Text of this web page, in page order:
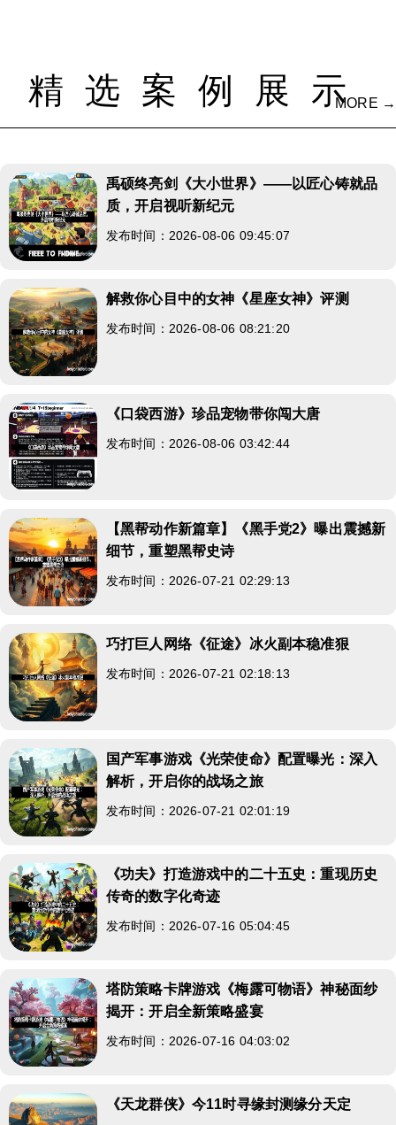
精选案例展示MORE →
禹硕终亮剑《大小世界》——以匠心铸就品
质，开启视听新纪元
发布时间：2026-08-06 09:45:07
解救你心目中的女神《星座女神》评测
发布时间：2026-08-06 08:21:20
《口袋西游》珍品宠物带你闯大唐
发布时间：2026-08-06 03:42:44
【黑帮动作新篇章】《黑手党2》曝出震撼新
细节，重塑黑帮史诗
发布时间：2026-07-21 02:29:13
巧打巨人网络《征途》冰火副本稳准狠
发布时间：2026-07-21 02:18:13
国产军事游戏《光荣使命》配置曝光：深入
解析，开启你的战场之旅
发布时间：2026-07-21 02:01:19
《功夫》打造游戏中的二十五史：重现历史
传奇的数字化奇迹
发布时间：2026-07-16 05:04:45
塔防策略卡牌游戏《梅露可物语》神秘面纱
揭开：开启全新策略盛宴
发布时间：2026-07-16 04:03:02
《天龙群侠》今11时寻缘封测缘分天定